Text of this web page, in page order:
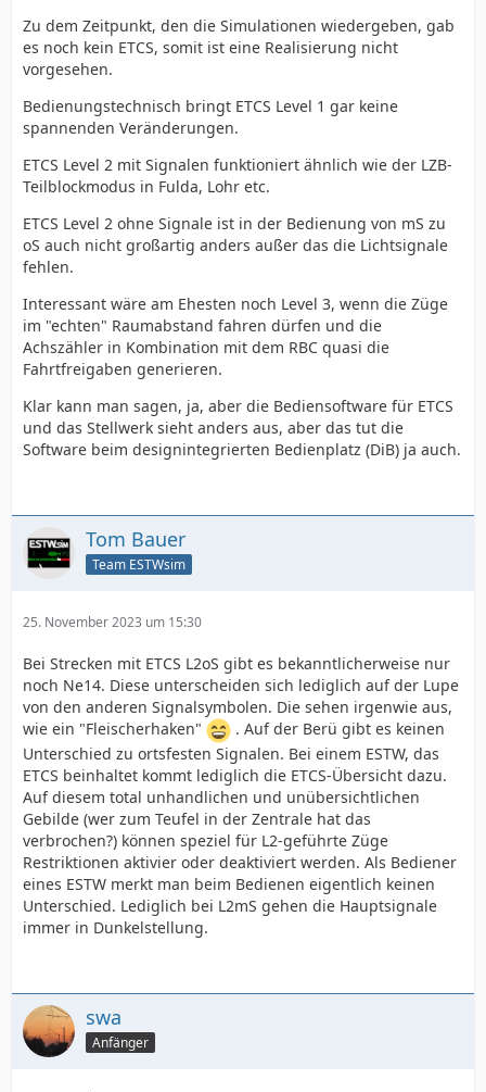
Zu dem Zeitpunkt, den die Simulationen wiedergeben, gab
es noch kein ETCS, somit ist eine Realisierung nicht
vorgesehen.
Bedienungstechnisch bringt ETCS Level 1 gar keine
spannenden Veränderungen.
ETCS Level 2 mit Signalen funktioniert ähnlich wie der LZB-
Teilblockmodus in Fulda, Lohr etc.
ETCS Level 2 ohne Signale ist in der Bedienung von mS zu
oS auch nicht großartig anders außer das die Lichtsignale
fehlen.
Interessant wäre am Ehesten noch Level 3, wenn die Züge
im "echten" Raumabstand fahren dürfen und die
Achszähler in Kombination mit dem RBC quasi die
Fahrtfreigaben generieren.
Klar kann man sagen, ja, aber die Bediensoftware für ETCS
und das Stellwerk sieht anders aus, aber das tut die
Software beim designintegrierten Bedienplatz (DiB) ja auch.
Tom Bauer
Team ESTWsim
25. November 2023 um 15:30
Bei Strecken mit ETCS L2oS gibt es bekanntlicherweise nur
noch Ne14. Diese unterscheiden sich lediglich auf der Lupe
von den anderen Signalsymbolen. Die sehen irgenwie aus,
wie ein "Fleischerhaken"
. Auf der Berü gibt es keinen
Unterschied zu ortsfesten Signalen. Bei einem ESTW, das
ETCS beinhaltet kommt lediglich die ETCS-Übersicht dazu.
Auf diesem total unhandlichen und unübersichtlichen
Gebilde (wer zum Teufel in der Zentrale hat das
verbrochen?) können speziel für L2-geführte Züge
Restriktionen aktivier oder deaktiviert werden. Als Bediener
eines ESTW merkt man beim Bedienen eigentlich keinen
Unterschied. Lediglich bei L2mS gehen die Hauptsignale
immer in Dunkelstellung.
swa
Anfänger